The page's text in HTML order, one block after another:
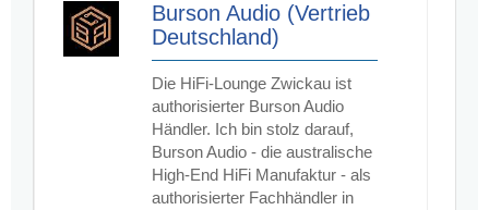
Burson Audio (Vertrieb
Deutschland)
Die HiFi-Lounge Zwickau ist
authorisierter Burson Audio
Händler. Ich bin stolz darauf,
Burson Audio - die australische
High-End HiFi Manufaktur - als
authorisierter Fachhändler in